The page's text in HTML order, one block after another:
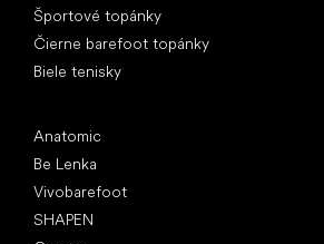
Športové topánky
Čierne barefoot topánky
Biele tenisky
Anatomic
Be Lenka
Vivobarefoot
SHAPEN